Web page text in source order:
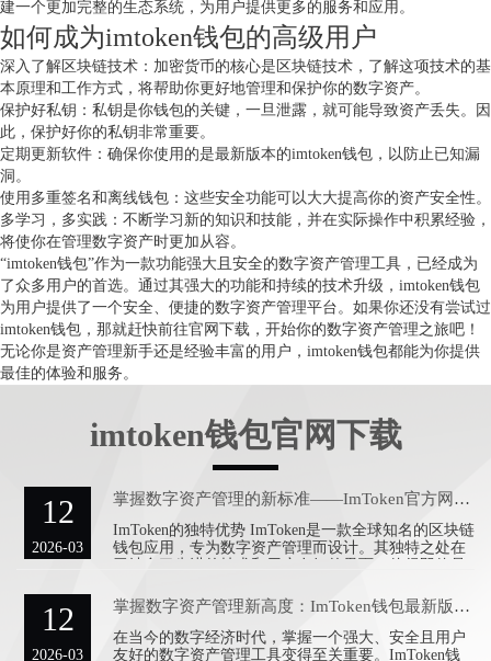
建一个更加完整的生态系统，为用户提供更多的服务和应用。
如何成为imtoken钱包的高级用户
深入了解区块链技术：加密货币的核心是区块链技术，了解这项技术的基
本原理和工作方式，将帮助你更好地管理和保护你的数字资产。
保护好私钥：私钥是你钱包的关键，一旦泄露，就可能导致资产丢失。因
此，保护好你的私钥非常重要。
定期更新软件：确保你使用的是最新版本的imtoken钱包，以防止已知漏
洞。
使用多重签名和离线钱包：这些安全功能可以大大提高你的资产安全性。
多学习，多实践：不断学习新的知识和技能，并在实际操作中积累经验，
将使你在管理数字资产时更加从容。
“imtoken钱包”作为一款功能强大且安全的数字资产管理工具，已经成为
了众多用户的首选。通过其强大的功能和持续的技术升级，imtoken钱包
为用户提供了一个安全、便捷的数字资产管理平台。如果你还没有尝试过
imtoken钱包，那就赶快前往官网下载，开始你的数字资产管理之旅吧！
无论你是资产管理新手还是经验丰富的用户，imtoken钱包都能为你提供
最佳的体验和服务。
imtoken钱包官网下载
12
2026-03
掌握数字资产管理的新标准——ImToken官方网站下载
ImToken的独特优势 ImToken是一款全球知名的区块链
钱包应用，专为数字资产管理而设计。其独特之处在
12
2026-03
掌握数字资产管理新高度：ImToken钱包最新版本下载指南
在当今的数字经济时代，掌握一个强大、安全且用户
友好的数字资产管理工具变得至关重要。ImToken钱